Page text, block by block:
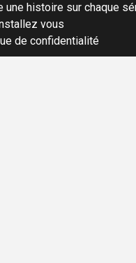
une histoire sur chaque
vous
de confidentialité